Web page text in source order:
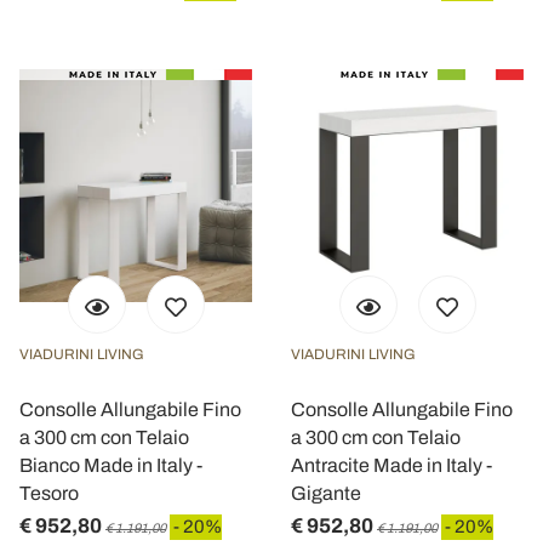
VIADURINI LIVING
Consolle Allungabile Fino
a 300 cm con Telaio
Bianco Made in Italy -
Tesoro
€ 952,80 € 1.191,00 - 20%
VIADURINI LIVING
Consolle Allungabile Fino
a 300 cm con Telaio
Antracite Made in Italy -
Gigante
€ 952,80 € 1.191,00 - 20%